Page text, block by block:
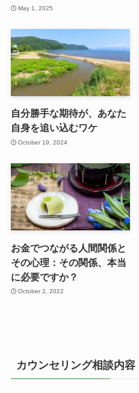
May 1, 2025
自分勝手な期待が、あなた
自身を追い込むワケ
October 19, 2024
お金でつながる人間関係と
その心理：その関係、本当
に必要ですか？
October 2, 2022
カウンセリング相談内容